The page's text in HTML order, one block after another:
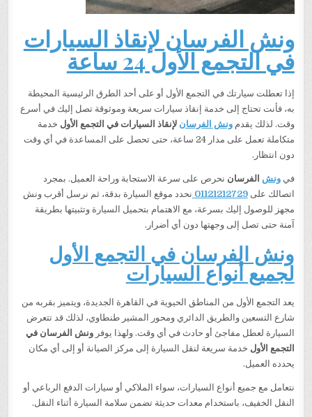
ونش الفرسان لإنقاذ السيارات
في التجمع الأول 24 ساعة
إذا تعطلت سيارتك في التجمع الأول أو على أحد الطرق الرئيسية المحيطة
به، فأنت تحتاج إلى خدمة إنقاذ سيارات سريعة وموثوقة تصل إليك في أسرع
وقت. لذلك يقدمونش الفرسان لإنقاذ السيارات في التجمع الأول خدمة
متكاملة تعمل على مدار 24 ساعة، حتى تحصل على المساعدة في أي وقت
دون انتظار.
فيونش الفرسان نحرص على سرعة الاستجابة وراحة العميل. بمجرد
اتصالك على01121212729 نحدد موقع السيارة بدقة، ثم نرسل أقرب ونش
مجهز للوصول إليك بسرعة، مع الاهتمام بتحميل السيارة وتثبيتها بطريقة
آمنة حتى تصل إلى وجهتها دون أي أضرار.
ونش الفرسان في التجمع الأول
لجميع أنواع السيارات
يعد التجمع الأول من المناطق الحيوية في القاهرة الجديدة، ويتميز بقربه من
شارع التسعين والطريق الدائري ومحور المشير طنطاوي، لذلك قد تتعرض
السيارة لعطل مفاجئ أو حادث في أي وقت. ولهذا يوفرونش الفرسان في
التجمع الأول خدمة سريعة لنقل السيارة إلى مركز الصيانة أو إلى أي مكان
يحدده العميل.
نتعامل مع جميع أنواع السيارات، سواء الملاكي أو سيارات الدفع الرباعي أو
النقل الخفيف، باستخدام معدات حديثة تضمن سلامة السيارة أثناء النقل.